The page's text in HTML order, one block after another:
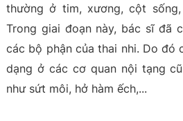
thường ở tim, xương, cột
Trong giai đoạn này, bác sĩ đã
các bộ phận của thai nhi. Do đó
dạng ở các cơ quan nội tạng
như sứt môi, hở hàm ếch,...